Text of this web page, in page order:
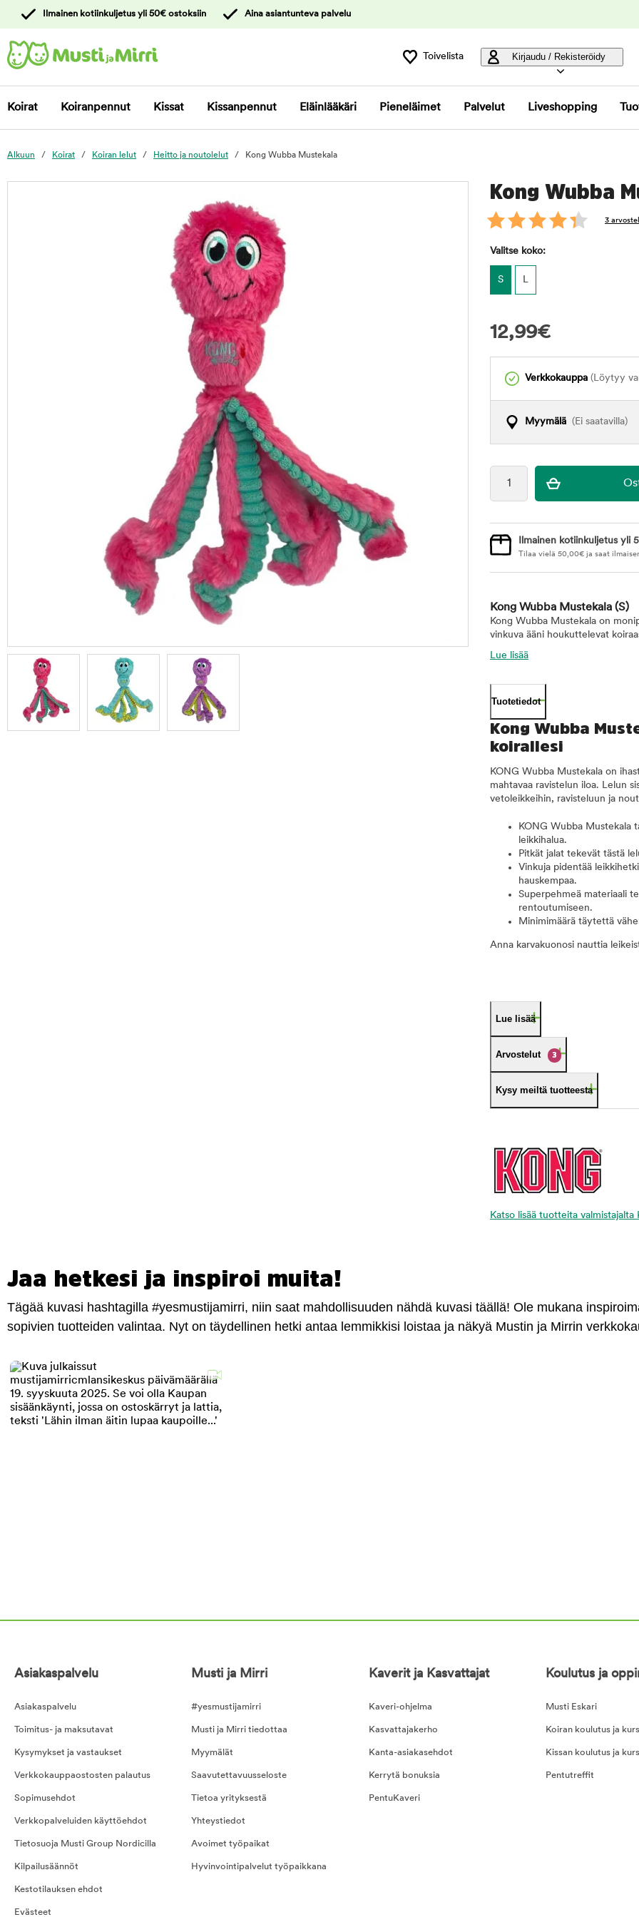
asiakaspalveluun
Ilmainen kotiinkuljetus yli 50€ ostoksiin Aina asiantunteva palvelu
Toivelista Kirjaudu / Rekisteröidy
Koirat Koiranpennut Kissat Kissanpennut Eläinlääkäri Pieneläimet Palvelut Liveshopping
Alkuun Koirat Koiran lelut Heitto ja noutolelut Kong Wubba Mustekala
Kong Wubba
3
Valitse koko:
S L
12,99€
Verkkokauppa (Löytyy
Myymälä (Ei saatavilla)
Ilmainen kotiinkuljetus yli
Tilaa vielä 50,00€ ja saat
Kong Wubba Mustekala (S)
Kong Wubba Mustekala on
vinkuva ääni houkuttelevat
Lue lisää
Tuotetiedot
Kong Wubba
koirallesi
KONG Wubba Mustekala on
mahtavaa ravistelun iloa. Lelun
vetoleikkeihin, ravisteluun ja
KONG Wubba Mustekala
leikkihalua.
Pitkät jalat tekevät tästä
Vinkuja pidentää
hauskempaa.
Superpehmeä materiaali
rentoutumiseen.
Minimimäärä täytettä
Anna karvakuonosi nauttia
Lue lisää
Arvostelut 3
Kysy meiltä tuotteesta
Katso lisää tuotteita valmistajalta
Jaa hetkesi ja inspiroi muita!
Tägää kuvasi hashtagilla #yesmustijamirri, niin saat mahdollisuuden nähdä kuvasi täällä! Ole mukana
sopivien tuotteiden valintaa. Nyt on täydellinen hetki antaa lemmikkisi loistaa ja näkyä Mustin ja Mirrin
Asiakaspalvelu
Asiakaspalvelu
Toimitus- ja maksutavat
Kysymykset ja vastaukset
Verkkokauppaostosten palautus
Sopimusehdot
Verkkopalveluiden käyttöehdot
Tietosuoja Musti Group Nordicilla
Kilpailusäännöt
Kestotilauksen ehdot
Evästeet
Musti ja Mirri
#yesmustijamirri
Musti ja Mirri tiedottaa
Myymälät
Saavutettavuusseloste
Tietoa yrityksestä
Yhteystiedot
Avoimet työpaikat
Hyvinvointipalvelut työpaikkana
Kaverit ja Kasvattajat
Kaveri-ohjelma
Kasvattajakerho
Kanta-asiakasehdot
Kerrytä bonuksia
PentuKaveri
Koulutus ja
Musti Eskari
Koiran koulutus ja
Kissan koulutus ja
Pentutreffit